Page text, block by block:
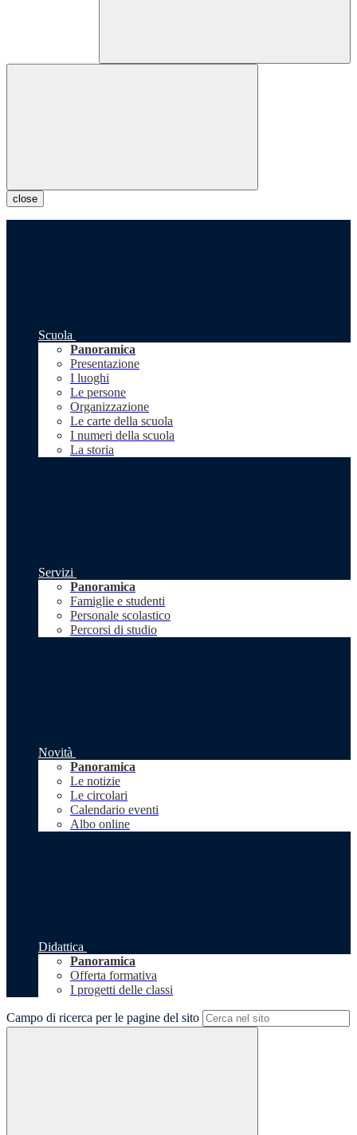
close
Scuola
Panoramica
Presentazione
I luoghi
Le persone
Organizzazione
Le carte della scuola
I numeri della scuola
La storia
Servizi
Panoramica
Famiglie e studenti
Personale scolastico
Percorsi di studio
Novità
Panoramica
Le notizie
Le circolari
Calendario eventi
Albo online
Didattica
Panoramica
Offerta formativa
I progetti delle classi
Campo di ricerca per le pagine del sito